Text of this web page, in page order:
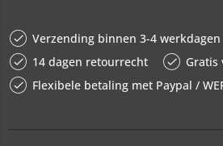
Verzending binnen 3-4 werkdagen
14 dagen retourrecht
Gratis
Flexibele betaling met Paypal /